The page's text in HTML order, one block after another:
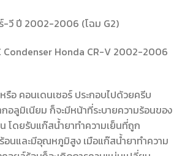
-วี ปี 2002-2006 (โฉม G2)
Condenser Honda CR-V 2002-2006
รือ คอนเดนเซอร์ ประกอบไปด้วยครีบ
กอลูมิเนียม ก็จะมีหน้าที่ระบายความร้อนของ
โดยรับแก๊สน้ำยาทำความเย็นที่ถูก
อนและมีอุณหภูมิสูง เมือแก๊สน้ำยาทำความ